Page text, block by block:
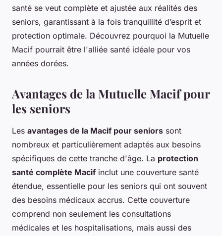
santé se veut complète et ajustée aux réalités des
seniors, garantissant à la fois tranquillité d’esprit et
protection optimale. Découvrez pourquoi la Mutuelle
Macif pourrait être l'alliée santé idéale pour vos
années dorées.
Avantages de la Mutuelle Macif pour
les seniors
Les avantages de la Macif pour seniors sont
nombreux et particulièrement adaptés aux besoins
spécifiques de cette tranche d'âge. La protection
santé complète Macif inclut une couverture santé
étendue, essentielle pour les seniors qui ont souvent
des besoins médicaux accrus. Cette couverture
comprend non seulement les consultations
médicales et les hospitalisations, mais aussi des